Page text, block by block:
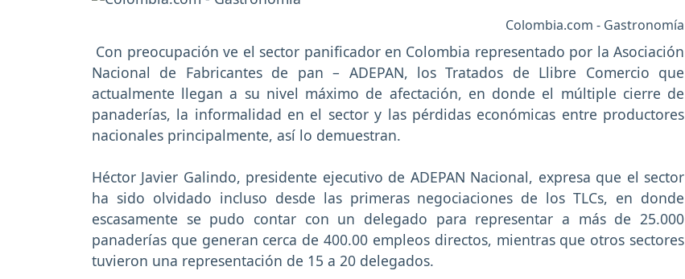
Colombia.com - Gastronomía
Con preocupación ve el sector panificador en Colombia representado por la Asociación
Nacional de Fabricantes de pan – ADEPAN, los Tratados de Llibre Comercio que
actualmente llegan a su nivel máximo de afectación, en donde el múltiple cierre de
panaderías, la informalidad en el sector y las pérdidas económicas entre productores
nacionales principalmente, así lo demuestran.
Héctor Javier Galindo, presidente ejecutivo de ADEPAN Nacional, expresa que el sector
ha sido olvidado incluso desde las primeras negociaciones de los TLCs, en donde
escasamente se pudo contar con un delegado para representar a más de 25.000
panaderías que generan cerca de 400.00 empleos directos, mientras que otros sectores
tuvieron una representación de 15 a 20 delegados.